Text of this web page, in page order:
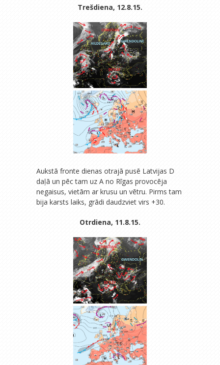
Trešdiena, 12.8.15.
Aukstā fronte dienas otrajā pusē Latvijas D
daļā un pēc tam uz A no Rīgas provocēja
negaisus, vietām ar krusu un vētru. Pirms tam
bija karsts laiks, grādi daudzviet virs +30.
Otrdiena, 11.8.15.